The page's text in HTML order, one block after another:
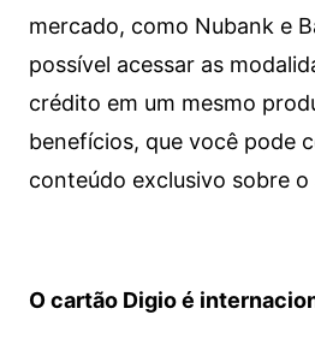
mercado, como Nubank e
possível acessar as
crédito em um mesmo
benefícios, que você pode
conteúdo exclusivo sobre o
O cartão Digio é